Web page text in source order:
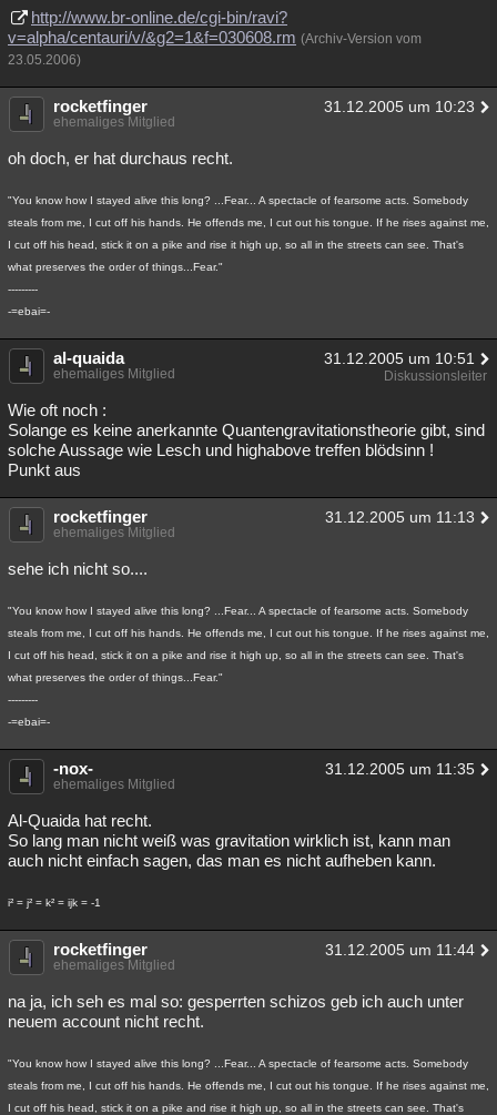
http://www.br-online.de/cgi-bin/ravi?
v=alpha/centauri/v/&g2=1&f=030608.rm (Archiv-Version vom
23.05.2006)
rocketfinger 31.12.2005 um 10:23
ehemaliges Mitglied
oh doch, er hat durchaus recht.
"You know how I stayed alive this long? ...Fear... A spectacle of fearsome acts. Somebody
steals from me, I cut off his hands. He offends me, I cut out his tongue. If he rises against me,
I cut off his head, stick it on a pike and rise it high up, so all in the streets can see. That's
what preserves the order of things...Fear."
---------
-=ebai=-
al-quaida 31.12.2005 um 10:51
ehemaliges Mitglied Diskussionsleiter
Wie oft noch :
Solange es keine anerkannte Quantengravitationstheorie gibt, sind
solche Aussage wie Lesch und highabove treffen blödsinn !
Punkt aus
rocketfinger 31.12.2005 um 11:13
ehemaliges Mitglied
sehe ich nicht so....
"You know how I stayed alive this long? ...Fear... A spectacle of fearsome acts. Somebody
steals from me, I cut off his hands. He offends me, I cut out his tongue. If he rises against me,
I cut off his head, stick it on a pike and rise it high up, so all in the streets can see. That's
what preserves the order of things...Fear."
---------
-=ebai=-
-nox- 31.12.2005 um 11:35
ehemaliges Mitglied
Al-Quaida hat recht.
So lang man nicht weiß was gravitation wirklich ist, kann man
auch nicht einfach sagen, das man es nicht aufheben kann.
i² = j² = k² = ijk = -1
rocketfinger 31.12.2005 um 11:44
ehemaliges Mitglied
na ja, ich seh es mal so: gesperrten schizos geb ich auch unter
neuem account nicht recht.
"You know how I stayed alive this long? ...Fear... A spectacle of fearsome acts. Somebody
steals from me, I cut off his hands. He offends me, I cut out his tongue. If he rises against me,
I cut off his head, stick it on a pike and rise it high up, so all in the streets can see. That's